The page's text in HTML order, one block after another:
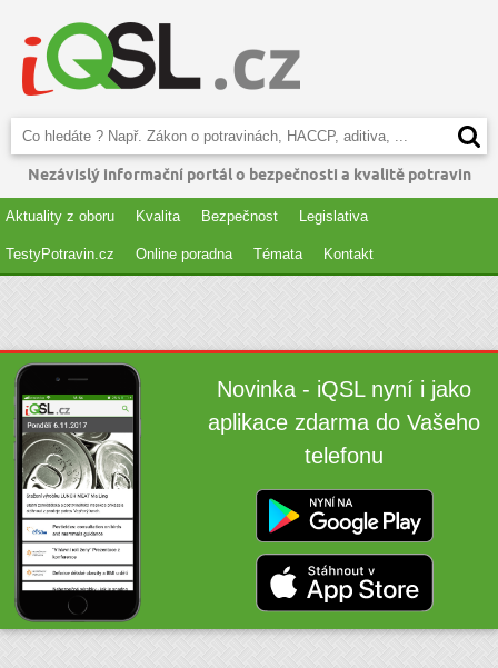
Nezávislý informační portál o bezpečnosti a kvalitě potravin
Aktuality z oboru Kvalita Bezpečnost Legislativa
TestyPotravin.cz Online poradna Témata Kontakt
Novinka - iQSL nyní i jako
aplikace zdarma do Vašeho
telefonu